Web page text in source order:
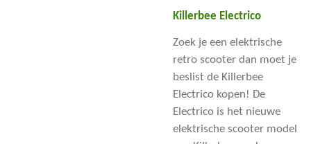
Killerbee Electrico
Zoek je een elektrische
retro scooter dan moet je
beslist de Killerbee
Electrico kopen! De
Electrico is het nieuwe
elektrische scooter model